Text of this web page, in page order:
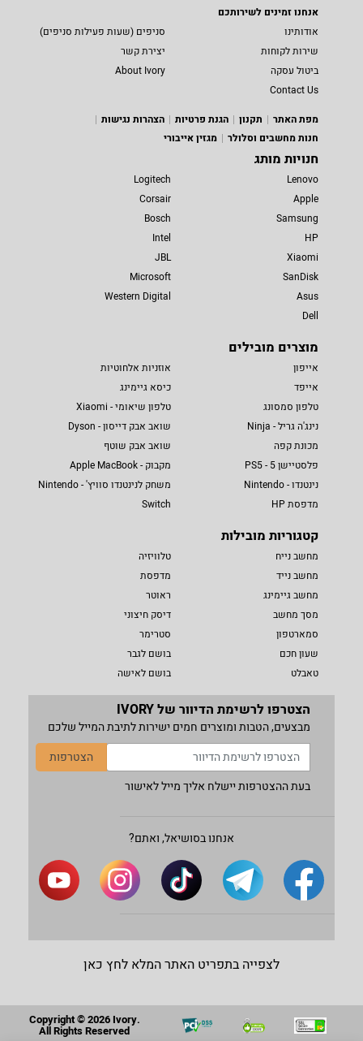
אנחנו זמינים לשירותכם
אודותינו
סניפים (שעות פעילות סניפים)
שירות לקוחות
יצירת קשר
ביטול עסקה
About Ivory
Contact Us
מפת האתר
תקנון הגנת פרטיות
הצהרות נגישות
חנות מחשבים וסלולר
מגזין אייבורי
חנויות מותג
Lenovo
Apple
Samsung
HP
Xiaomi
SanDisk
Asus
Dell
Logitech
Corsair
Bosch
Intel
JBL
Microsoft
Western Digital
מוצרים מובילים
אייפון
אייפד
טלפון סמסונג
נינג'ה גריל - Ninja
מכונת קפה
פלסטיישן 5 - PS5
נינטנדו - Nintendo
מדפסת HP
אוזניות אלחוטיות
כיסא גיימינג
טלפון שיאומי - Xiaomi
שואב אבק דייסון - Dyson
שואב אבק שוטף
מקבוק - Apple MacBook
משחק לנינטנדו סוויץ' - Nintendo
Switch
קטגוריות מובילות
מחשב נייח
מחשב נייד
מחשב גיימינג
מסך מחשב
סמארטפון
שעון חכם
טאבלט
טלוויזיה
מדפסת
ראוטר
דיסק חיצוני
סטרימר
בושם לגבר
בושם לאישה
הצטרפו לרשימת הדיוור של IVORY
מבצעים, הטבות ומוצרים חמים ישירות לתיבת המייל שלכם
הצטרפות
בעת ההצטרפות יישלח אליך מייל לאישור
אנחנו בסושיאל, ואתם?
לצפייה בתפריט האתר המלא לחץ כאן
Copyright © 2026 Ivory.
All Rights Reserved